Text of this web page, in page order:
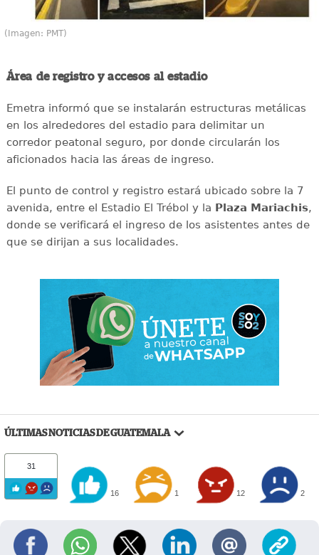
(Imagen: PMT)
Área de registro y accesos al estadio
Emetra informó que se instalarán estructuras metálicas
en los alrededores del estadio para delimitar un
corredor peatonal seguro, por donde circularán los
aficionados hacia las áreas de ingreso.
El punto de control y registro estará ubicado sobre la 7
avenida, entre el Estadio El Trébol y la Plaza Mariachis,
donde se verificará el ingreso de los asistentes antes de
que se dirijan a sus localidades.
ÚLTIMAS NOTICIAS DE GUATEMALA
31
16 1 12 2